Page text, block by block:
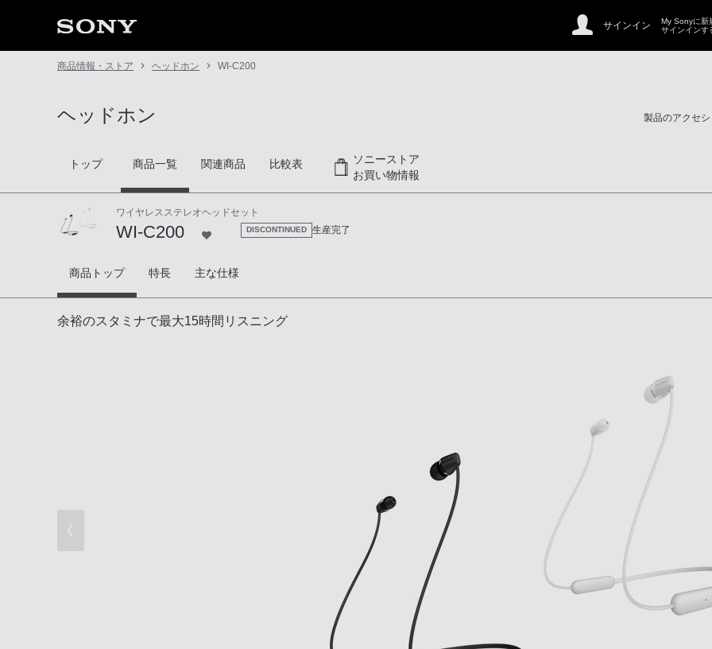
サインイン
My Sonyに新
サインインす
商品情報・ストア ヘッドホン WI-C200
ヘッドホン 製品のアクセ
トップ 商品一覧 関連商品 比較表
ソニーストア
お買い物情報
ワイヤレスステレオヘッドセット
WI-C200 DISCONTINUED 生産完了
WI-C200
商品トップ 特長 主な仕様
余裕のスタミナで最大15時間リスニング